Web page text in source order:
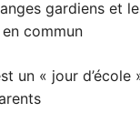
gardiens et
commun
un « jour d’école